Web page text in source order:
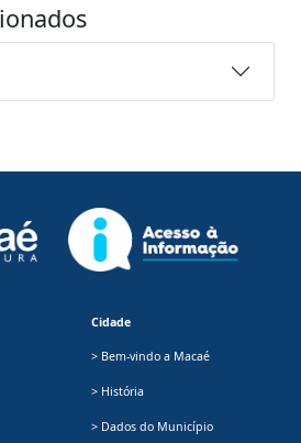
Cidade
> Bem-vindo a Macaé
> História
> Dados do Município